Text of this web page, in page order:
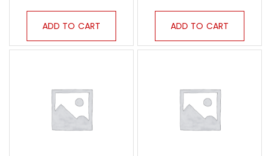
ADD TO CART ADD TO CART